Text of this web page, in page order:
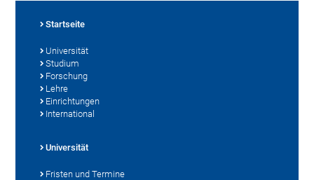
Startseite
Universität
Studium
Forschung
Lehre
Einrichtungen
International
Universität
Fristen und Termine